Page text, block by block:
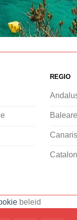
REGIO
beleid